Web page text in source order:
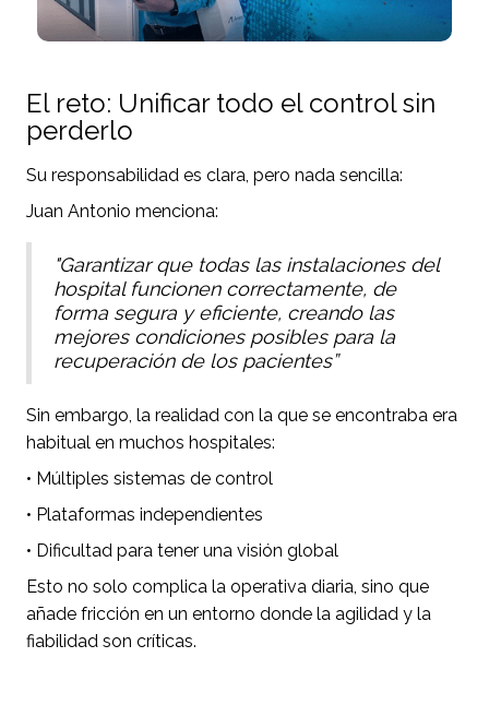
El reto: Unificar todo el control sin
perderlo
Su responsabilidad es clara, pero nada sencilla:
Juan Antonio menciona:
"Garantizar que todas las instalaciones del
hospital funcionen correctamente, de
forma segura y eficiente, creando las
mejores condiciones posibles para la
recuperación de los pacientes”
Sin embargo, la realidad con la que se encontraba era
habitual en muchos hospitales:
• Múltiples sistemas de control
• Plataformas independientes
• Dificultad para tener una visión global
Esto no solo complica la operativa diaria, sino que
añade fricción en un entorno donde la agilidad y la
fiabilidad son críticas.